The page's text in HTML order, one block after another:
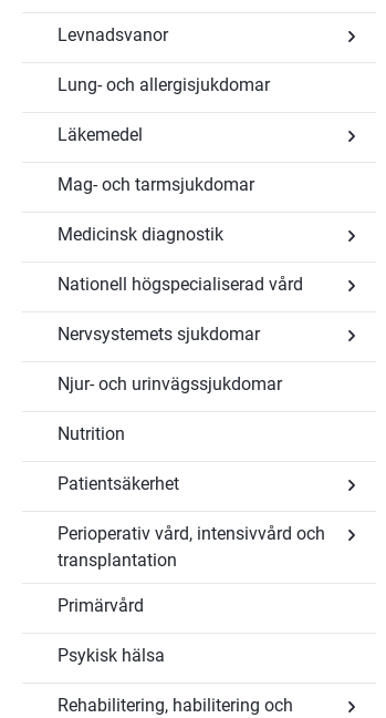
för
Levnadsvanor
för
Lung- och allergisjukdomar
Läkemedel
för
Mag- och tarmsjukdomar
Medicinsk diagnostik
för
Nationell högspecialiserad vård
för
vård
Nervsystemets sjukdomar
för
Njur- och urinvägssjukdomar
Nutrition
Patientsäkerhet
Perioperativ vård, intensivvård och
transplantation
vård,
Primärvård
Psykisk hälsa
Rehabilitering, habilitering och